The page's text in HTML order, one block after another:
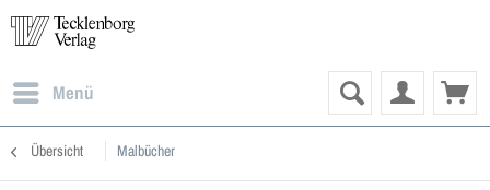
Menü
Übersicht Malbücher